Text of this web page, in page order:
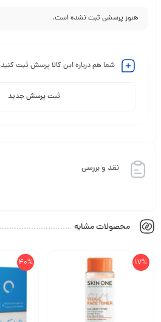
هنوز پرسشی ثبت نشده است.
شما هم درباره این کالا پرسش ثبت کنید
ثبت پرسش جدید
نقد و بررسی
محصولات مشابه
17%
40%